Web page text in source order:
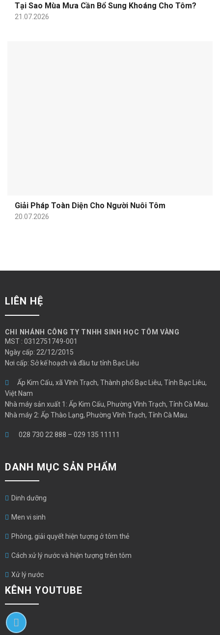
Tại Sao Mùa Mưa Cần Bổ Sung Khoáng Cho Tôm?
21.07.2026
Giải Pháp Toàn Diện Cho Người Nuôi Tôm
20.07.2026
LIÊN HỆ
CHI NHÁNH CÔNG TY TNHH SINH HỌC TÔM VÀNG
MST : 0312751749-001
Ngày cấp: 22/12/2015
Nơi cấp: Sở kế hoạch và đầu tư tỉnh Bạc Liêu
Ấp Kim Cấu, xã Vĩnh Trạch, Thành phố Bạc Liêu, Tỉnh Bạc Liêu,
Việt Nam
Nhà máy sản xuất 1: Ấp Kim Cấu, Phường Vĩnh Trạch, Tỉnh Cà Mau.
Nhà máy 2: Ấp Thào Lạng, Phường Vĩnh Trạch, Tỉnh Cà Mau.
028 730 22 888 – 029 135 11111
DANH MỤC SẢN PHẨM
Dinh dưỡng
Men vi sinh
Phòng, giải quyết hiện tượng ở tôm thẻ
Cách xử lý nước và hiện tượng trên tôm
Xử lý nước
KÊNH YOUTUBE